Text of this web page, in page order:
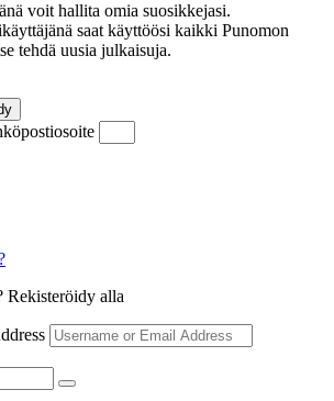
voit hallita omia suosikkejasi.
saat käyttöösi kaikki Punomon
tehdä uusia julkaisuja.
Rekisteröidy alla